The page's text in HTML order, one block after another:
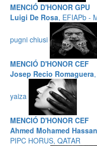
MENCIÓ D'HONOR GPU
Luigi De Rosa, EFIAPb -
pugni chiusi
MENCIÓ D'HONOR CEF
Josep Recio Romaguera
yaiza
MENCIÓ D'HONOR CEF
Ahmed Mohamed Hassan
PIPC HORUS, QATAR